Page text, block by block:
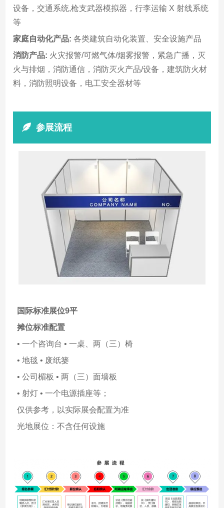
设备，交通系统,枪支武器模拟器，行李运输 X 射线系统
等
家庭自动化产品: 各类建筑自动化装置、安全设施产品
消防产品: 火灾报警/可燃气体/烟雾报警，紧急广播，灭
火与排烟，消防通信，消防灭火产品/设备，建筑防火材
料，消防照明设备，电工安全器材等
参展流程
国际标准展位9平
摊位标准配置
• 一个咨询台 • 一桌、两（三）椅
• 地毯 • 废纸篓
• 公司楣板 • 两（三）面墙板
• 射灯 • 一个电源插座等；
仅供参考，以实际展会配置为准
光地展位：不含任何设施